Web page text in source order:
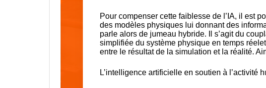
Pour compenser cette faiblesse de l’IA, il est
des modèles physiques lui donnant des
parle alors de jumeau hybride. Il s’agit du
simplifiée du système physique en temps
entre le résultat de la simulation et la réalité.
L’intelligence artificielle en soutien à l’activité